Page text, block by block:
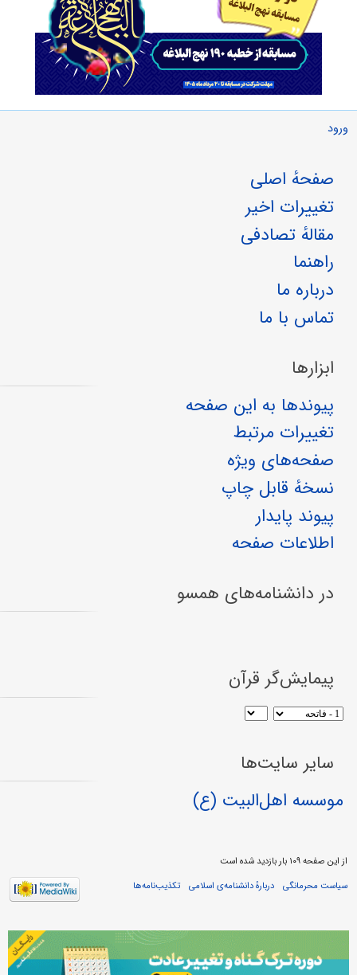
ورود
صفحهٔ اصلی
تغییرات اخیر
مقالهٔ تصادفی
راهنما
درباره ما
تماس با ما
ابزارها
پیوندها به این صفحه
تغییرات مرتبط
صفحه‌های ویژه
نسخهٔ قابل چاپ
پیوند پایدار
اطلاعات صفحه
در دانشنامه‌های همسو
پیمایش‌گر قرآن
سایر سایت‌ها
موسسه اهل‌البیت (ع)
از این صفحه ۱۰۹ بار بازدید شده است
سیاست محرمانگی
دربارهٔ دانشنامه‌ی اسلامی تکذیب‌نامه‌ها